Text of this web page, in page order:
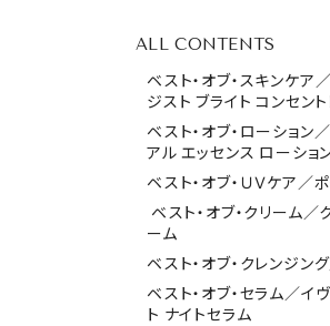
ALL CONTENTS
ベスト・オブ・スキンケア
ジスト ブライト コンセント
ベスト・オブ・ローション
アル エッセンス ローショ
ベスト・オブ・ＵＶケア／
ベスト・オブ・クリーム／
ーム
ベスト・オブ・クレンジン
ベスト・オブ・セラム／イ
ト ナイトセラム